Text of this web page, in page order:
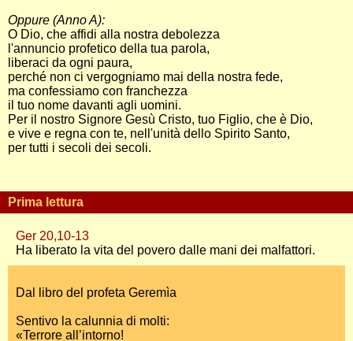
Oppure (Anno A):
O Dio, che affidi alla nostra debolezza
l'annuncio profetico della tua parola,
liberaci da ogni paura,
perché non ci vergogniamo mai della nostra fede,
ma confessiamo con franchezza
il tuo nome davanti agli uomini.
Per il nostro Signore Gesù Cristo, tuo Figlio, che è Dio,
e vive e regna con te, nell'unità dello Spirito Santo,
per tutti i secoli dei secoli.
Prima lettura
Ger 20,10-13
Ha liberato la vita del povero dalle mani dei malfattori.
Dal libro del profeta Geremìa
Sentivo la calunnia di molti:
«Terrore all’intorno!